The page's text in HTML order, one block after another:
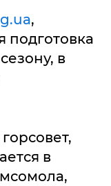
,
подготовка
в
в